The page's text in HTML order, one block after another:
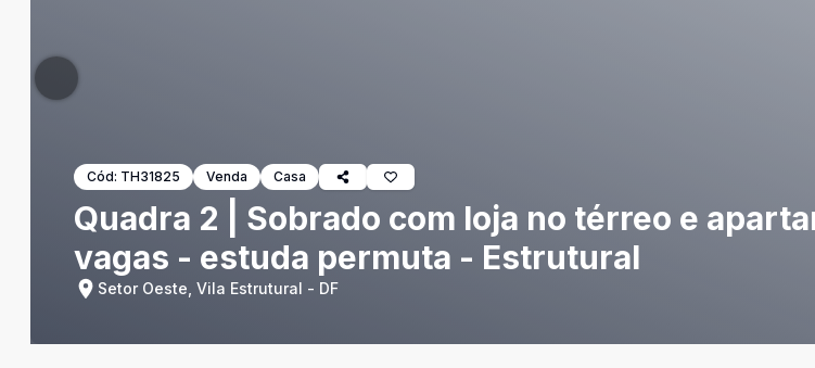
Cód: TH31825 Venda Casa
Quadra 2 | Sobrado com loja no térreo e
vagas - estuda permuta - Estrutural
Setor Oeste, Vila Estrutural - DF